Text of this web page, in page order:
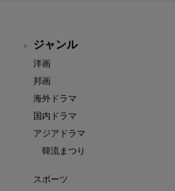
ジャンル
洋画
邦画
海外ドラマ
国内ドラマ
アジアドラマ
韓流まつり
スポーツ